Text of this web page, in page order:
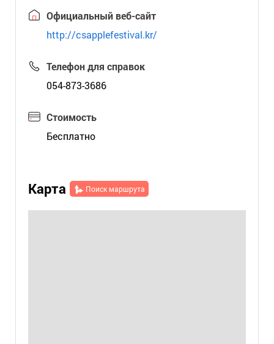
Официальный веб-сайт
http://csapplefestival.kr/
Телефон для справок
054-873-3686
Стоимость
Бесплатно
Карта Поиск маршрута